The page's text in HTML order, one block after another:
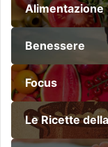
Alimentazione
Benessere
Focus
Le Ricette